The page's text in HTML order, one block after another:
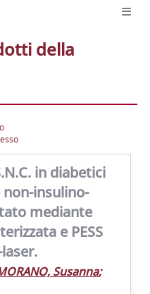
della
in diabetici
insulino-
mediante
e PESS
Susanna;